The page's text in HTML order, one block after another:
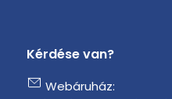
Kérdése van?
Webáruház: